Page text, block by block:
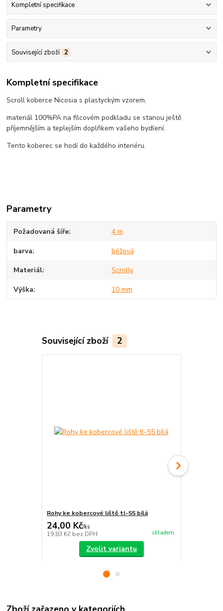
Kompletní specifikace
Parametry
Související zboží 2
Kompletní specifikace
Scroll koberce Nicosia s plastyckým vzorem,
materiál 100%PA na filcovém podkladu se stanou ještě
příjemnějším a teplejším doplňkem vašeho bydlení.
Tento koberec se hodí do každého interiéru.
Parametry
Požadovaná šíře 4 m
barva béžová
Materiál Scrolly
Výška 10 mm
Související zboží 2
Rohy ke kobercové liště tl-55 bílá
24,00 Kč/ks
19,83 Kč bez DPH skladem
Zvolit variantu